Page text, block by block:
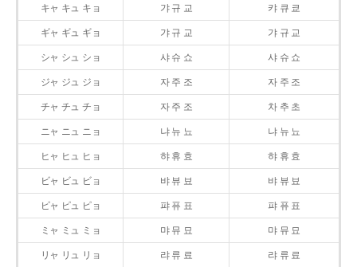
キャ キュ キョ 갸 규 교 캬 큐 쿄
ギャ ギュ ギョ 갸 규 교 갸 규 교
シャ シュ ショ 샤 슈 쇼 샤 슈 쇼
ジャ ジュ ジョ 자 주 조 자 주 조
チャ チュ チョ 자 주 조 차 추 초
ニャ ニュ ニョ 냐 뉴 뇨 냐 뉴 뇨
ヒャ ヒュ ヒョ 햐 휴 효 햐 휴 효
ビャ ビュ ビョ 뱌 뷰 뵤 뱌 뷰 뵤
ピャ ピュ ピョ 퍄 퓨 표 퍄 퓨 표
ミャ ミュ ミョ 먀 뮤 묘 먀 뮤 묘
リャ リュ リョ 랴 류 료 랴 류 료